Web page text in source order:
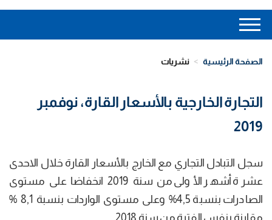
Main
navigation
الصفحة الرئيسية نشريات
التجارة الخارجية بالأسعار القارة، نوفمبر
2019
سجل التبادل التجاري مع الخارج بالأسعار القارة خلال الاحدى
عشرة أشهر الأولى من سنة 2019 انخفاضا على مستوى
الصادرات بنسبة 4,5% وعلى مستوى الواردات بنسبة 8,1 %